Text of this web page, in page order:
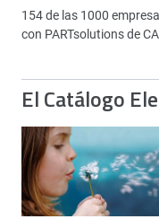
154 de las 1000
con PARTsolutions de
El Catálogo